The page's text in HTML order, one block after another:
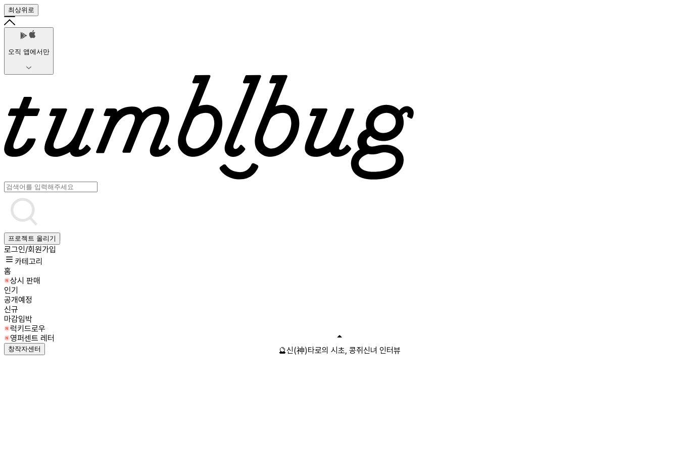
최상위로
오직 앱에서만
프로젝트 올리기
로그인/회원가입
카테고리
홈
상시 판매
인기
공개예정
신규
마감임박
럭키드로우
영퍼센트 레터
창작자센터 🔮신(神)타로의 시초, 콩쥐신녀 인터뷰